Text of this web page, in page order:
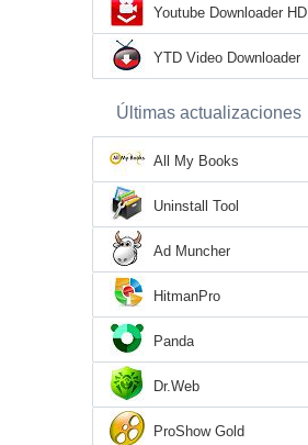
Youtube Downloader HD
YTD Video Downloader
Últimas actualizaciones
All My Books
Uninstall Tool
Ad Muncher
HitmanPro
Panda
Dr.Web
ProShow Gold